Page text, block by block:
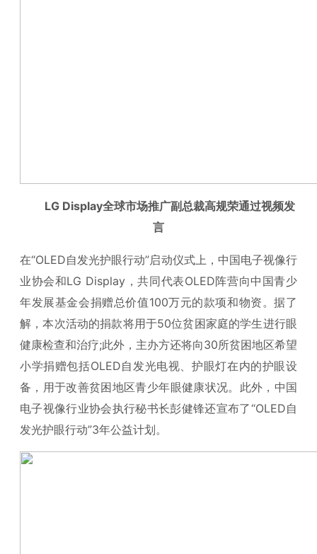
LG Display全球市场推广副总裁高规荣通过视频发
言
在“OLED自发光护眼行动”启动仪式上，中国电子视像行
业协会和LG Display，共同代表OLED阵营向中国青少
年发展基金会捐赠总价值100万元的款项和物资。据了
解，本次活动的捐款将用于50位贫困家庭的学生进行眼
健康检查和治疗;此外，主办方还将向30所贫困地区希望
小学捐赠包括OLED自发光电视、护眼灯在内的护眼设
备，用于改善贫困地区青少年眼健康状况。此外，中国
电子视像行业协会执行秘书长彭健锋还宣布了“OLED自
发光护眼行动”3年公益计划。